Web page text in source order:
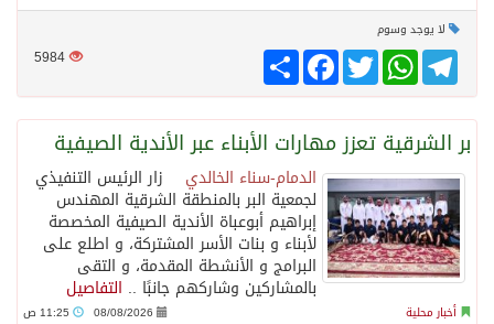
لا يوجد وسوم
5984 انشر
FacebookTwitter
WhatsAppTelegram
بر الشرقية تعزز مهارات الأبناء عبر الأندية الصيفية
الدمام-سناء الخالدي زار الرئيس التنفيذي
لجمعية البر بالمنطقة الشرقية المهندس
إبراهيم أبوعباة الأندية الصيفية المخصصة
لأبناء و بنات الأسر المشتركة، و اطلع على
البرامج و الأنشطة المقدمة، و التقى
بالمشاركين وشاركهم جانبًا .. التفاصيل
أخبار محلية 08/08/2026